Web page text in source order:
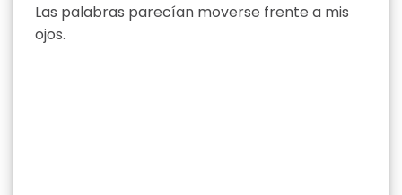
Las palabras parecían moverse frente a mis
ojos.